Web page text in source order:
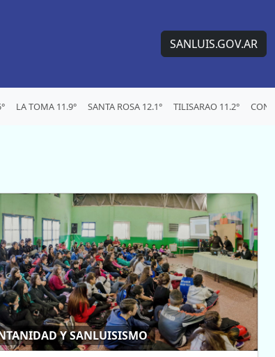
SANLUIS.GOV.AR
LA TOMA 11.9° SANTA ROSA 12.1° TILISARAO 11.2°
Y SANLUISISMO